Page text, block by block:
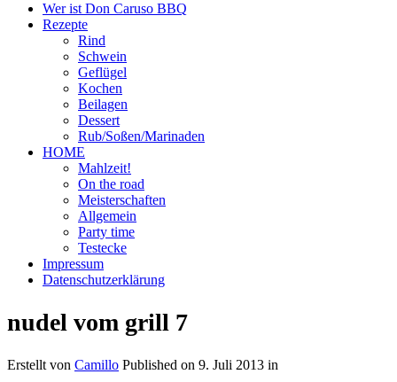
Wer ist Don Caruso BBQ
Rezepte
Rind
Schwein
Geflügel
Kochen
Beilagen
Dessert
Rub/Soßen/Marinaden
HOME
Mahlzeit!
On the road
Meisterschaften
Allgemein
Party time
Testecke
Impressum
Datenschutzerklärung
nudel vom grill 7
Erstellt von Camillo Published on 9. Juli 2013 in